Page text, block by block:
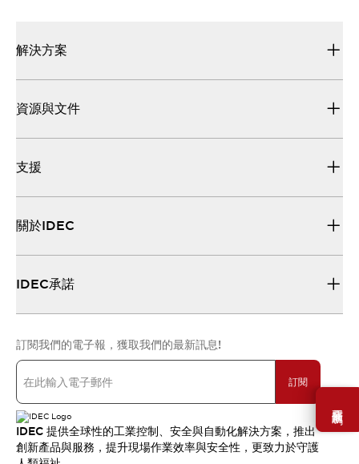
需要幫助嗎？
解決方案
資源與文件
支援
關於IDEC
IDEC承諾
訂閱我們的電子報，獲取我們的最新訊息!
訂閱
IDEC 提供全球性的工業控制、安全與自動化解決方案，推出
創新產品與服務，提升現場作業效率與安全性，更致力於守護